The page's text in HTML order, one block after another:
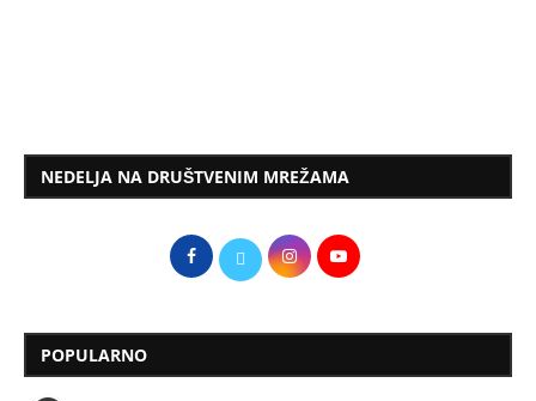
NEDELJA NA DRUŠTVENIM MREŽAMA
POPULARNO